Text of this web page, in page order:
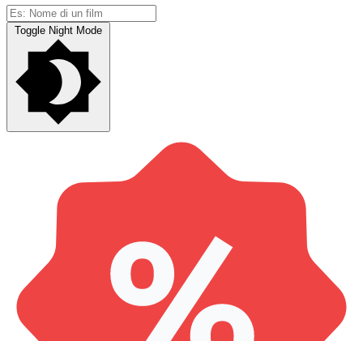
Toggle Night Mode